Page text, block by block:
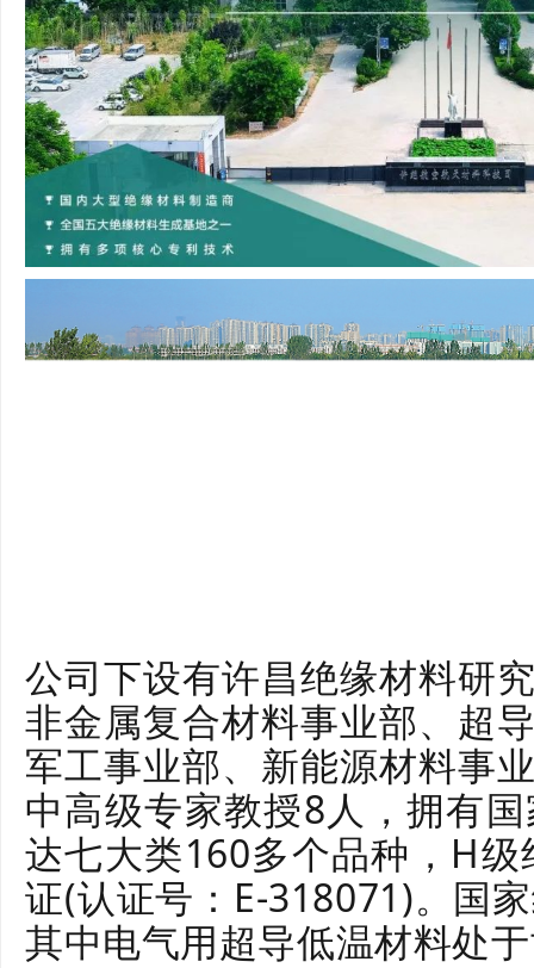
公司下设有许昌绝缘材料研
非金属复合材料事业部、超
军工事业部、新能源材料事
中高级专家教授8人，拥有
达七大类160多个品种，H
证(认证号：E-318071)。国
其中电气用超导低温材料处